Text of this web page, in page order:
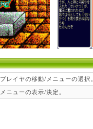
プレイヤの移動/メニューの選択
メニューの表示/決定。